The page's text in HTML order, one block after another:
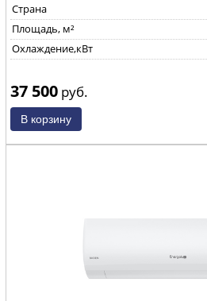
Страна
Площадь, м²
Охлаждение,кВт
37 500 руб.